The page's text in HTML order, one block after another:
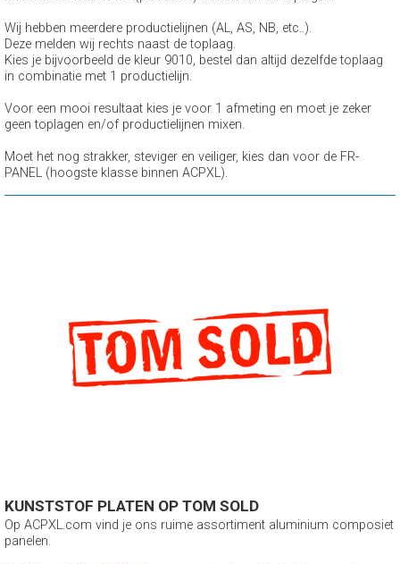
Wij hebben meerdere productielijnen (AL, AS, NB, etc..).
Deze melden wij rechts naast de toplaag.
Kies je bijvoorbeeld de kleur 9010, bestel dan altijd dezelfde toplaag
in combinatie met 1 productielijn.
Voor een mooi resultaat kies je voor 1 afmeting en moet je zeker
geen toplagen en/of productielijnen mixen.
Moet het nog strakker, steviger en veiliger, kies dan voor de FR-
PANEL (hoogste klasse binnen ACPXL).
KUNSTSTOF PLATEN OP TOM SOLD
Op ACPXL.com vind je ons ruime assortiment aluminium composiet
panelen.